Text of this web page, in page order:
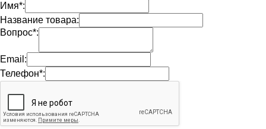
Имя*:
Название товара:
Вопрос*:
Email:
Телефон*: